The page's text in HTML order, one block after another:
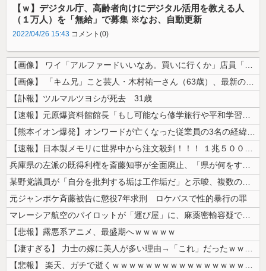
【ｗ】デジタル庁、高齢者向けにデジタル活用を教える人
（１万人）を「無給」で募集 ※なお、自動更新
2022/04/26 15:43 コメント(0)
【画像】 ワイ「アルファードいいなあ。買いに行くか」店員「ほいっ見積も...
【画像】 「キム兄」こと芸人・木村祐一さん（63歳）、最新の松本人志さ...
【訃報】ツルマルツヨシが死去 31歳
【速報】元原爆資料館館長「もし可能なら修学旅行や平和学習の小学生に炎天...
【熊本イオン爆発】オンワードが亡くなった従業員の3名の経緯を説明
【速報】日本製メモリに世界中から注文殺到！！！ １兆５０００億円で工場...
兵庫県の左派の既得利権を斎藤知事が全面廃止、「県が何をするねん？」と存...
某野党議員が「自分を批判する垢は工作垢だ」と示唆、複数の一般人アカウン...
元ジャンポケ斉藤被告に懲役7年求刑 ロケバスで性的暴行の罪
マレーシア航空のパイロットが「運び屋」に、麻薬密輸容疑で拘束…最高刑は...
【悲報】露悪系アニメ、最盛期へｗｗｗｗｗ
【凄すぎる】 力士の嫁に美人が多い理由→「これ」だったｗｗｗｗｗｗｗ
【悲報】 楽天、ガチで逝くｗｗｗｗｗｗｗｗｗｗｗｗｗｗｗｗｗｗｗｗ